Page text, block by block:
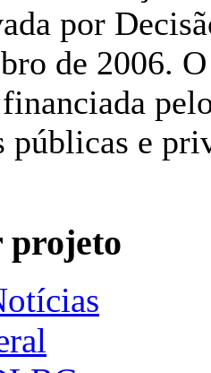
por
de 2006.
públicas e
projeto